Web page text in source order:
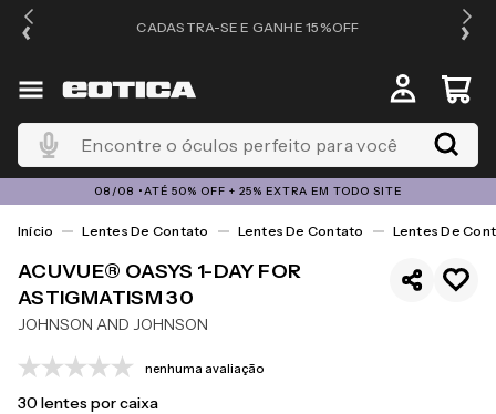
CADASTRA-SE E GANHE 15%OFF
Encontre o óculos perfeito para você
08/08 •ATÉ 50% OFF + 25% EXTRA EM TODO SITE
Lentes De Contato Lentes De Contato Lentes De
ACUVUE® OASYS 1-DAY FOR
ASTIGMATISM 30
JOHNSON AND JOHNSON
nenhuma avaliação
30lentes por caixa